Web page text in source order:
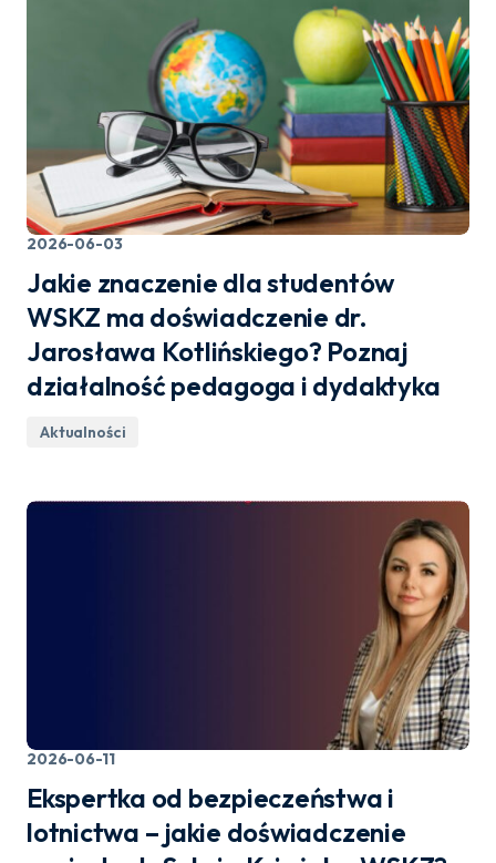
2026-06-03
Jakie znaczenie dla studentów
WSKZ ma doświadczenie dr.
Jarosława Kotlińskiego? Poznaj
działalność pedagoga i dydaktyka
Aktualności
2026-06-11
Ekspertka od bezpieczeństwa i
lotnictwa – jakie doświadczenie